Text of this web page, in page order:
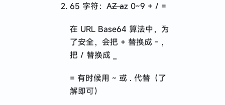
65 字符：AZ az 0~9 + / =
在 URL Base64 算法中，为
了安全，会把 + 替换成 - ，
把 / 替换成 _
= 有时候用 ~ 或 . 代替（了
解即可）